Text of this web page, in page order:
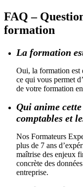
FAQ –
formation
La formation
Oui, la formation est
ce qui vous permet
de votre formation
Qui anime
comptables et
Nos Formateurs
plus de 7 ans
maîtrise des enjeux
concrète des
entreprise.